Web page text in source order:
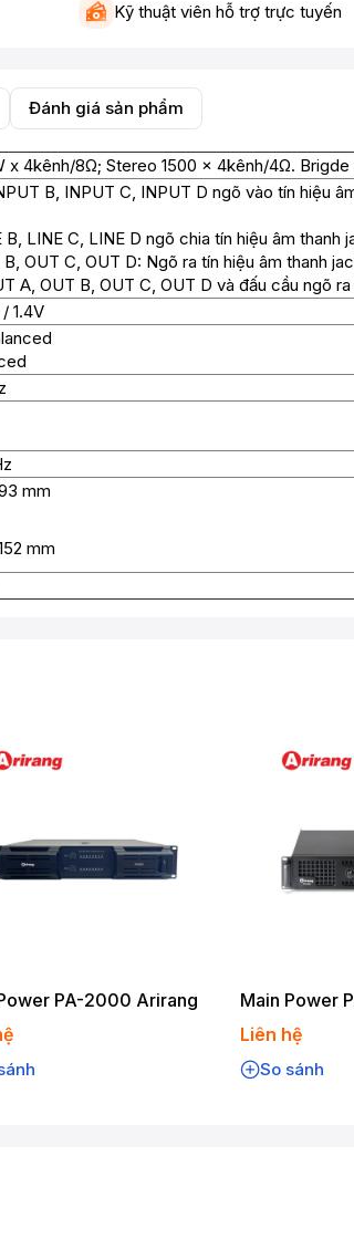
Kỹ thuật viên hỗ trợ trực tuyến
Đánh giá sản phẩm
x 4kênh/8Ω; Stereo 1500 x 4kênh/4Ω.
B, INPUT C, INPUT D ngõ vào tín hiệu
B, LINE C, LINE D ngõ chia tín hiệu âm thanh
OUT C, OUT D: Ngõ ra tín hiệu âm thanh
A, OUT B, OUT C, OUT D và đấu cầu ngõ ra
1.4V
mm
mm
PA-2000 Arirang
Main Power
Liên hệ
So sánh